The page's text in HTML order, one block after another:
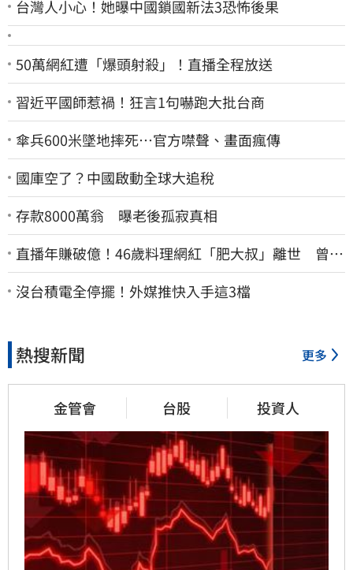
台灣人小心！她曝中國鎖國新法3恐怖後果
50萬網紅遭「爆頭射殺」！直播全程放送
習近平國師惹禍！狂言1句嚇跑大批台商
傘兵600米墜地摔死…官方噤聲、畫面瘋傳
國庫空了？中國啟動全球大追稅
存款8000萬翁 曝老後孤寂真相
直播年賺破億！46歲料理網紅「肥大叔」離世 曾連
播17小時辛酸面曝
沒台積電全停擺！外媒推快入手這3檔
熱搜新聞 更多
金管會 台股 投資人